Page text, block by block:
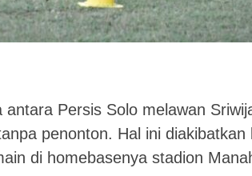
antara Persis Solo melawan
penonton. Hal ini diakibatkan
di homebasenya stadion